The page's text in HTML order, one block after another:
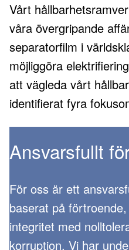
Vårt
våra övergripande
separatorfilm i
möjliggöra
att vägleda vårt
identifierat fyra
Ansvarsfullt
För oss är ett
baserat på
integritet med
korruption. Vi har